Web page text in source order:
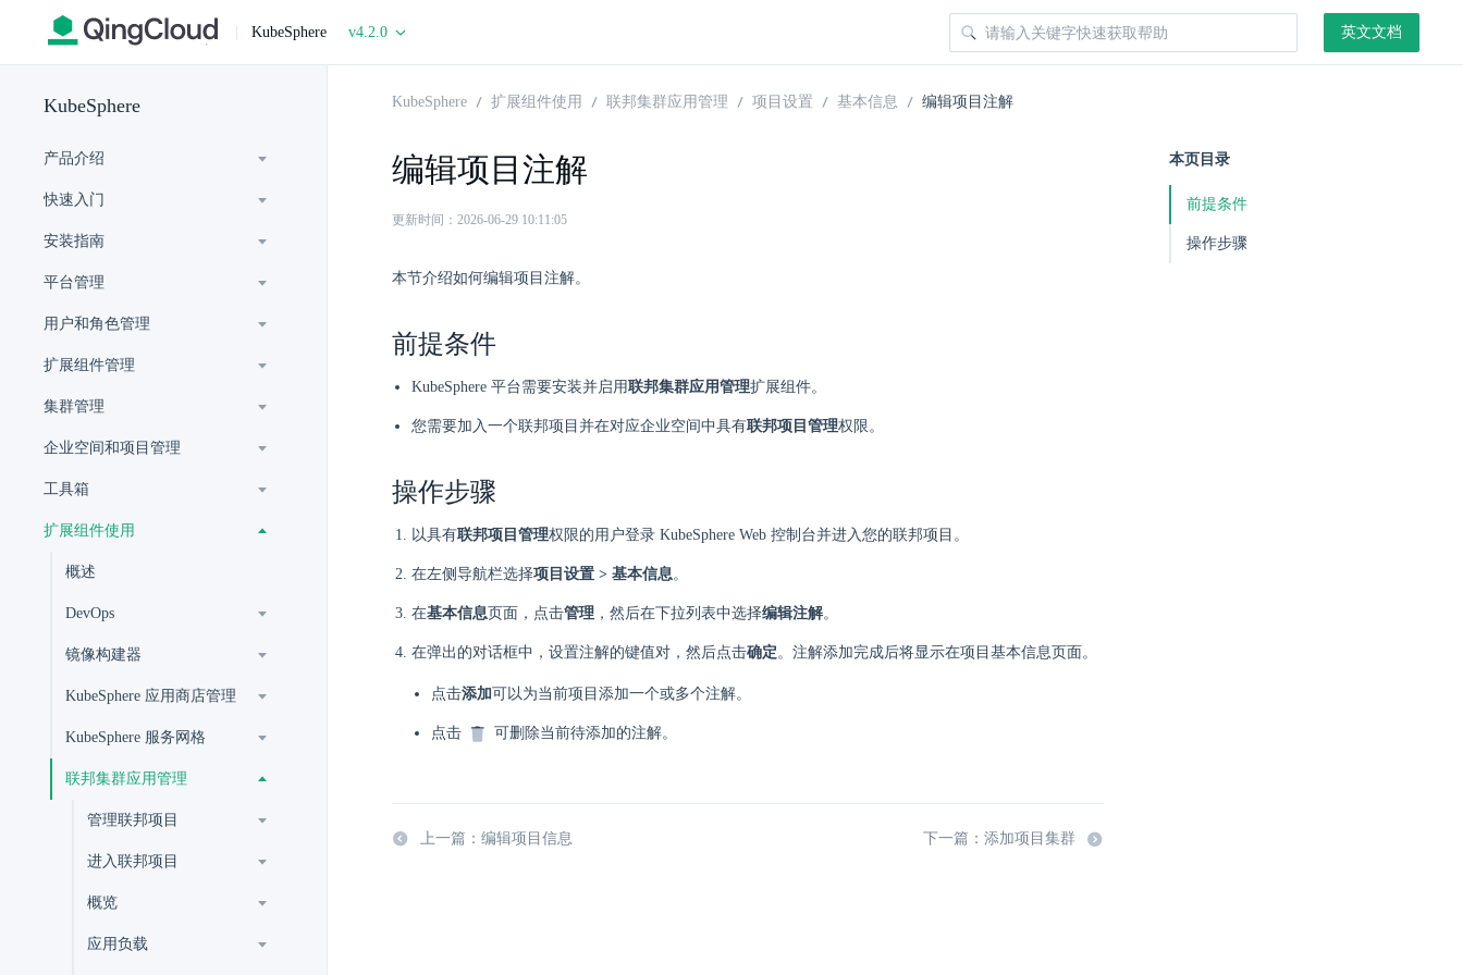
| KubeSphere v4.2.0 英文文档
KubeSphere
产品介绍
快速入门
安装指南
平台管理
用户和角色管理
扩展组件管理
集群管理
企业空间和项目管理
工具箱
扩展组件使用
概述
DevOps
镜像构建器
KubeSphere 应用商店管理
KubeSphere 服务网格
联邦集群应用管理
管理联邦项目
进入联邦项目
概览
应用负载
KubeSphere 扩展组件使用 联邦集群应用管理 项目设置 基本信息 编辑项目注解
编辑项目注解
更新时间：2026-06-29 10:11:05
本节介绍如何编辑项目注解。
前提条件
KubeSphere 平台需要安装并启用联邦集群应用管理扩展组件。
您需要加入一个联邦项目并在对应企业空间中具有联邦项目管理权限。
操作步骤
以具有联邦项目管理权限的用户登录 KubeSphere Web 控制台并进入您的联邦项目。
在左侧导航栏选择项目设置 > 基本信息。
在基本信息页面，点击管理 ，然后在下拉列表中选择编辑注解。
在弹出的对话框中，设置注解的键值对，然后点击确定。注解添加完成后将显示在项目基本信息页面。
点击添加可以为当前项目添加一个或多个注解。
点击 可删除当前待添加的注解。
上一篇：编辑项目信息 下一篇：添加项目集群
本页目录
前提条件
操作步骤